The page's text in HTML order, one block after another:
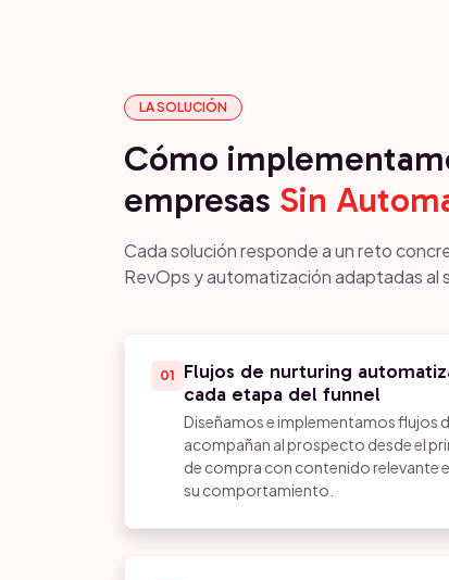
LA SOLUCIÓN
Cómo
empresas Sin
Cada solución responde a un reto
RevOps y automatización adaptadas al
01
Flujos de nurturing
cada etapa del funnel
Diseñamos e implementamos flujos
acompañan al prospecto desde el
de compra con contenido relevante
su comportamiento.